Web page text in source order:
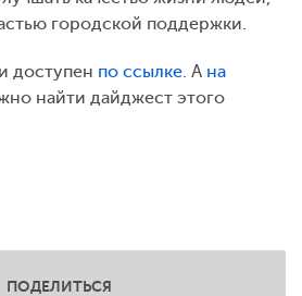
городской поддержки.
доступен по ссылке. А на
найти дайджест этого
ПОДЕЛИТЬСЯ